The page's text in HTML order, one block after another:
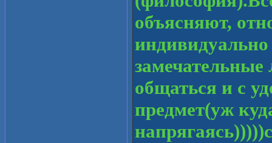
объясняют,
индивидуально
общаться и с
предмет(уж